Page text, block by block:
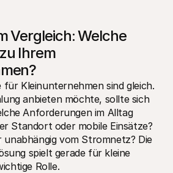
Vergleich: Welche
Ihrem
für Kleinunternehmen sind gleich.
anbieten möchte, sollte sich
Anforderungen im Alltag
Standort oder mobile Einsätze?
unabhängig vom Stromnetz? Die
spielt gerade für kleine
Rolle.